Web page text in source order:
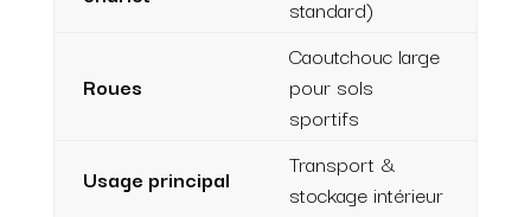
standard)
Roues
Caoutchouc large
pour sols
sportifs
Usage principal
Transport &
stockage intérieur